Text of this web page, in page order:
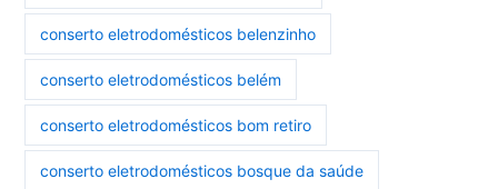
conserto eletrodomésticos belenzinho
conserto eletrodomésticos belém
conserto eletrodomésticos bom retiro
conserto eletrodomésticos bosque da saúde